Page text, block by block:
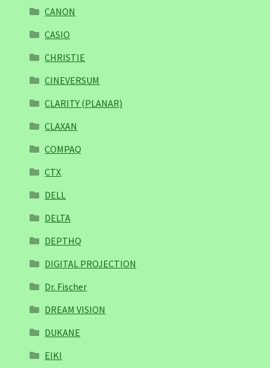
CANON
CASIO
CHRISTIE
CINEVERSUM
CLARITY (PLANAR)
CLAXAN
COMPAQ
CTX
DELL
DELTA
DEPTHQ
DIGITAL PROJECTION
Dr. Fischer
DREAM VISION
DUKANE
EIKI